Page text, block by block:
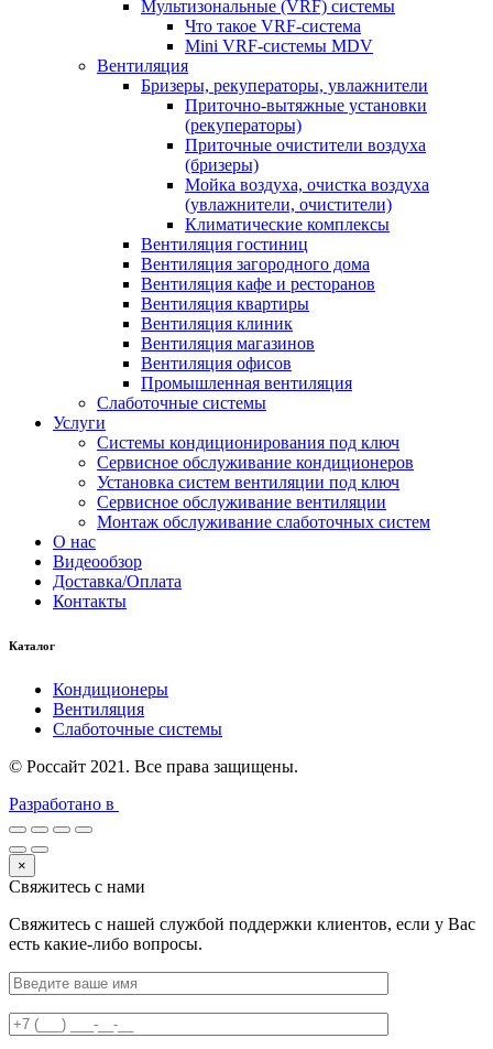
Мультизональные (VRF) системы
Что такое VRF-система
Mini VRF-системы MDV
Вентиляция
Бризеры, рекуператоры, увлажнители
Приточно-вытяжные установки
(рекуператоры)
Приточные очистители воздуха
(бризеры)
Мойка воздуха, очистка воздуха
(увлажнители, очистители)
Климатические комплексы
Вентиляция гостиниц
Вентиляция загородного дома
Вентиляция кафе и ресторанов
Вентиляция квартиры
Вентиляция клиник
Вентиляция магазинов
Вентиляция офисов
Промышленная вентиляция
Слаботочные системы
Услуги
Системы кондиционирования под ключ
Сервисное обслуживание кондиционеров
Установка систем вентиляции под ключ
Сервисное обслуживание вентиляции
Монтаж обслуживание слаботочных систем
О нас
Видеообзор
Доставка/Оплата
Контакты
Каталог
Кондиционеры
Вентиляция
Слаботочные системы
© Россайт 2021. Все права защищены.
Разработано в
×
Свяжитесь с нами
Свяжитесь с нашей службой поддержки клиентов, если у Вас
есть какие-либо вопросы.